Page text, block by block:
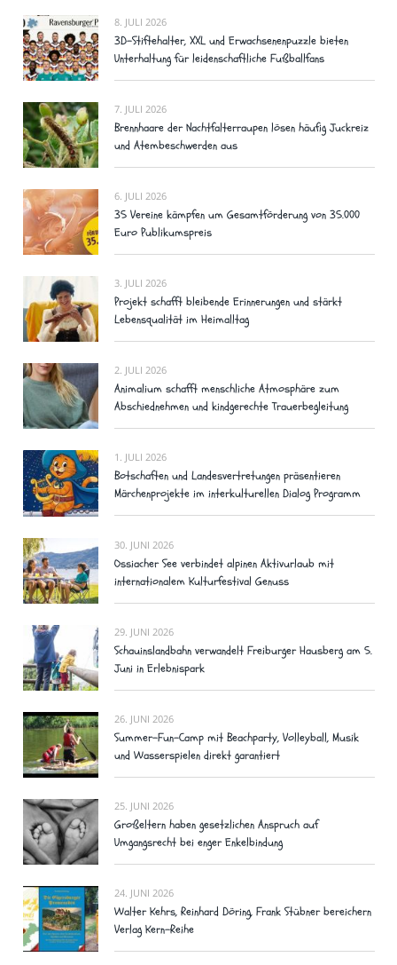
8. JULI 2026
3D-Stiftehalter, XXL und Erwachsenenpuzzle bieten
Unterhaltung für leidenschaftliche Fußballfans
7. JULI 2026
Brennhaare der Nachtfalterraupen lösen häufig Juckreiz
und Atembeschwerden aus
6. JULI 2026
35 Vereine kämpfen um Gesamtförderung von 35.000
Euro Publikumspreis
3. JULI 2026
Projekt schafft bleibende Erinnerungen und stärkt
Lebensqualität im Heimalltag
2. JULI 2026
Animalium schafft menschliche Atmosphäre zum
Abschiednehmen und kindgerechte Trauerbegleitung
1. JULI 2026
Botschaften und Landesvertretungen präsentieren
Märchenprojekte im interkulturellen Dialog Programm
30. JUNI 2026
Ossiacher See verbindet alpinen Aktivurlaub mit
internationalem Kulturfestival Genuss
29. JUNI 2026
Schauinslandbahn verwandelt Freiburger Hausberg am 5.
Juni in Erlebnispark
26. JUNI 2026
Summer-Fun-Camp mit Beachparty, Volleyball, Musik
und Wasserspielen direkt garantiert
25. JUNI 2026
Großeltern haben gesetzlichen Anspruch auf
Umgangsrecht bei enger Enkelbindung
24. JUNI 2026
Walter Kehrs, Reinhard Döring, Frank Stübner bereichern
Verlag Kern-Reihe